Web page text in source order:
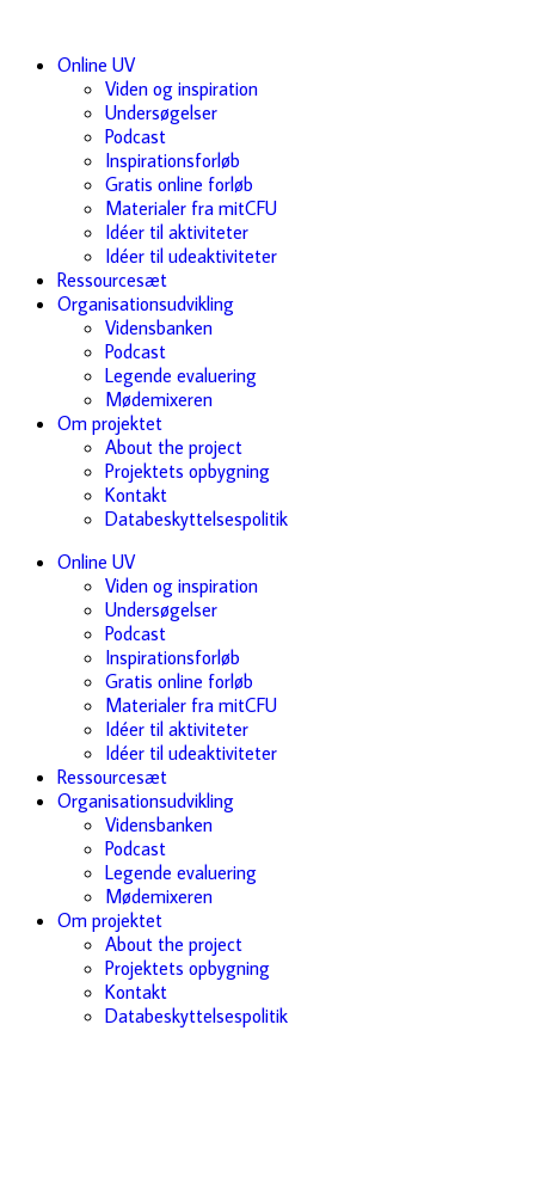
Online UV
Viden og inspiration
Undersøgelser
Podcast
Inspirationsforløb
Gratis online forløb
Materialer fra mitCFU
Idéer til aktiviteter
Idéer til udeaktiviteter
Ressourcesæt
Organisationsudvikling
Vidensbanken
Podcast
Legende evaluering
Mødemixeren
Om projektet
About the project
Projektets opbygning
Kontakt
Databeskyttelsespolitik
Online UV
Viden og inspiration
Undersøgelser
Podcast
Inspirationsforløb
Gratis online forløb
Materialer fra mitCFU
Idéer til aktiviteter
Idéer til udeaktiviteter
Ressourcesæt
Organisationsudvikling
Vidensbanken
Podcast
Legende evaluering
Mødemixeren
Om projektet
About the project
Projektets opbygning
Kontakt
Databeskyttelsespolitik